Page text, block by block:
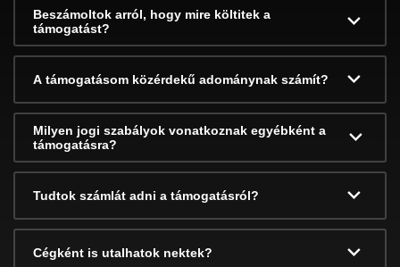
Beszámoltok arról, hogy mire költitek a
támogatást?
A támogatásom közérdekű adománynak számít?
Milyen jogi szabályok vonatkoznak egyébként a
támogatásra?
Tudtok számlát adni a támogatásról?
Cégként is utalhatok nektek?